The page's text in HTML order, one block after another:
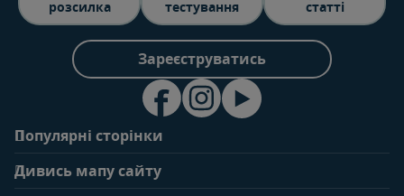
розсилка
тестування
статті
Зареєструватись
Популярні сторінки
Поширені запитання
Дивись мапу сайту